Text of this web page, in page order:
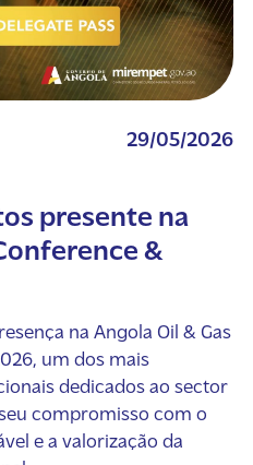
29/05/2026
presente na
&
na Angola Oil & Gas
um dos mais
dedicados ao sector
compromisso com o
e a valorização da